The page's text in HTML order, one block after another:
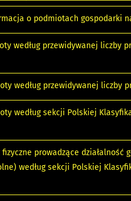
o podmiotach gospodarki
według przewidywanej liczby
według przewidywanej liczby
według sekcji Polskiej
fizyczne prowadzące
według sekcji Polskiej